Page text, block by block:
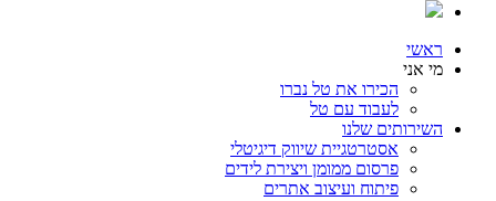
ראשי
מי אני
הכירו את טל נברו
לעבוד עם טל
השירותים שלנו
אסטרטגיית שיווק דיגיטלי
פרסום ממומן ויצירת לידים
פיתוח ועיצוב אתרים